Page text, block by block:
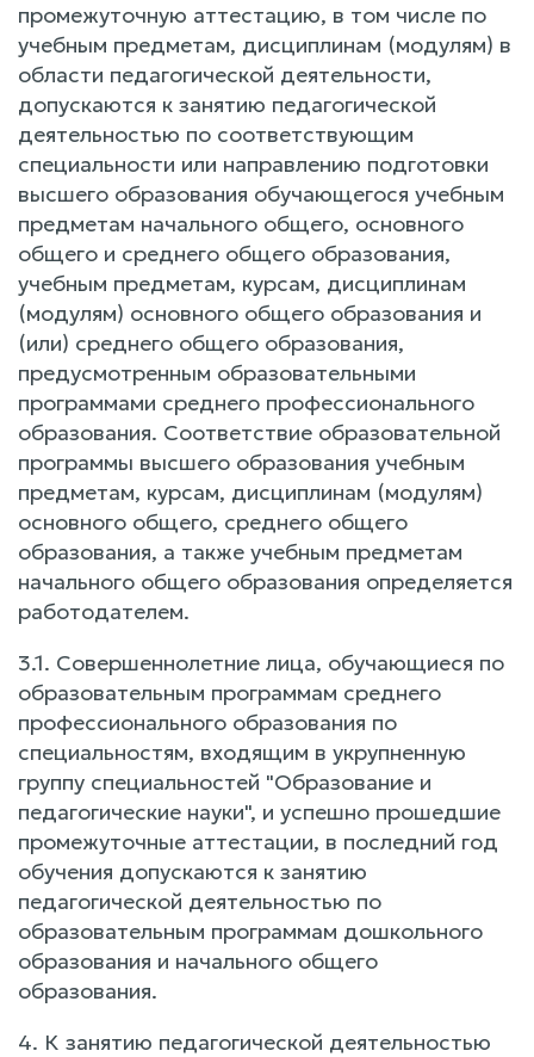
промежуточную аттестацию, в том числе по
учебным предметам, дисциплинам (модулям) в
области педагогической деятельности,
допускаются к занятию педагогической
деятельностью по соответствующим
специальности или направлению подготовки
высшего образования обучающегося учебным
предметам начального общего, основного
общего и среднего общего образования,
учебным предметам, курсам, дисциплинам
(модулям) основного общего образования и
(или) среднего общего образования,
предусмотренным образовательными
программами среднего профессионального
образования. Соответствие образовательной
программы высшего образования учебным
предметам, курсам, дисциплинам (модулям)
основного общего, среднего общего
образования, а также учебным предметам
начального общего образования определяется
работодателем.
3.1. Совершеннолетние лица, обучающиеся по
образовательным программам среднего
профессионального образования по
специальностям, входящим в укрупненную
группу специальностей "Образование и
педагогические науки", и успешно прошедшие
промежуточные аттестации, в последний год
обучения допускаются к занятию
педагогической деятельностью по
образовательным программам дошкольного
образования и начального общего
образования.
4. К занятию педагогической деятельностью